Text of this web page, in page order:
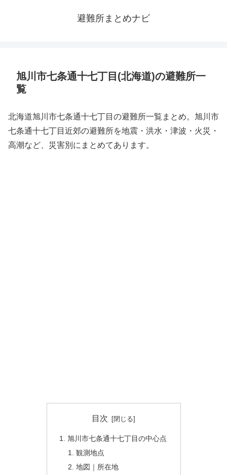
避難所まとめナビ
旭川市七条通十七丁目(北海道)の避難所一
覧
北海道旭川市七条通十七丁目の避難所一覧まとめ。旭川市
七条通十七丁目近郊の避難所を地震・洪水・津波・火災・
高潮など、災害別にまとめてあります。
目次
旭川市七条通十七丁目の中心点
観測地点
地図｜所在地